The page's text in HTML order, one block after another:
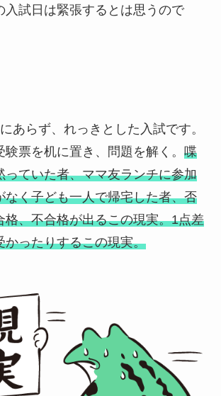
入試日は緊張するとは思うので
あらず、れっきとした入試です。
票を机に置き、問題を解く。 喋
っていた者、ママ友ランチに参加
なく子ども一人で帰宅した者、否
格、不合格が出るこの現実。1点差
かったりするこの現実。